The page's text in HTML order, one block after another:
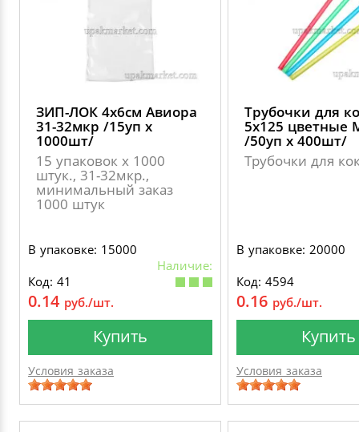
ПАКЕТЫ СЛАЙДЕРЫ И ЗИПЛОКИ ( ZIP
ПАКЕТЫ С ПЕТЛЕВЫМИ РУЧКАМИ
ПАКЕТЫ С ВЫРУБНЫМИ РУЧКАМИ
КУРЬЕРСКИЕ И ПОЧТОВЫЕ ПАКЕТЫ
ДЕКОРАТИВНЫЕ УКРАШЕНИЯ
УПАКОВКА ДЛЯ ТОРТОВ
УПАКОВКА ДЛЯ ЯИЦ
ВАТНО-БУМАЖНАЯ ПРОДУКЦИЯ
САЛФЕТКИ, ПОЛОТЕНЦА
САЛФЕТКИ ВЛАЖНЫЕ
ТУАЛЕТНАЯ БУМАГА
ИЗОЛЕНТЫ
КРЕППИРОВАННЫЕ ЛЕНТЫ
СКЛАДСКАЯ УПАКОВКА
СТИРАЛЬНЫЕ ПОРОШКИ
КОНДИЦИОНЕРЫ ДЛЯ БЕЛЬЯ
СРЕДСТВА ДЛЯ УБОРКИ И ЧИСТКИ
СРЕДСТВА ДЛЯ МЫТЬЯ ПОСУДЫ
НИКА
ФЛОРЕАЛЬ
СИНЕРГЕТИК
АВТОХИМИЯ
ЗИП-ЛОК 4х6см Авиора
31-32мкр /15уп х
1000шт/
15 упаковок х 1000
штук., 31-32мкр.,
минимальный заказ
1000 штук
В упаковке: 15000
Наличие:
Код: 41
0.14 руб./шт.
Купить
Условия заказа
Трубочки для
5х125 цветные
/50уп х 400шт/
Трубочки для
В упаковке: 20000
Код: 4594
0.16 руб./шт.
Купить
Условия заказа